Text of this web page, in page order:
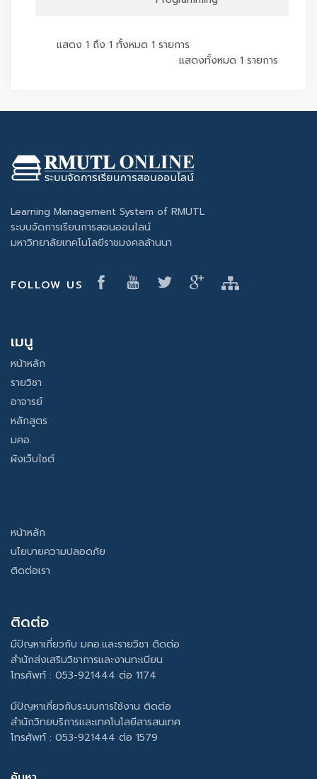
แสดง 1 ถึง 1 ทั้งหมด 1 รายการ
แสดงทั้งหมด 1 รายการ
Learning Management System of RMUTL
ระบบจัดการเรียนการสอนออนไลน์
มหาวิทยาลัยเทคโนโลยีราชมงคลล้านนา
FOLLOW US
เมนู
หน้าหลัก
รายวิชา
อาจารย์
หลักสูตร
มคอ.
ผังเว็บไซต์
หน้าหลัก
นโยบายความปลอดภัย
ติดต่อเรา
ติดต่อ
มีปัญหาเกี่ยวกับ มคอ.และรายวิชา ติดต่อ
สำนักส่งเสริมวิชาการและงานทะเบียน
โทรศัพท์ : 053-921444 ต่อ 1174
มีปัญหาเกี่ยวกับระบบการใช้งาน ติดต่อ
สำนักวิทยบริการและเทคโนโลยีสารสนเทศ
โทรศัพท์ : 053-921444 ต่อ 1579